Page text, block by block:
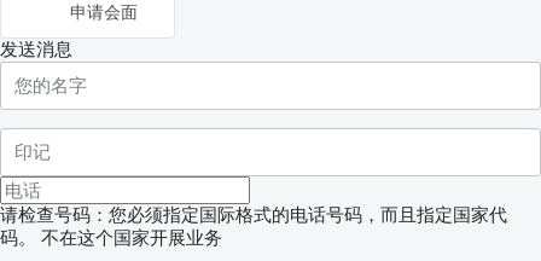
申请会面
发送消息
请检查号码：您必须指定国际格式的电话号码，而且指定国家代
码。
不在这个国家开展业务